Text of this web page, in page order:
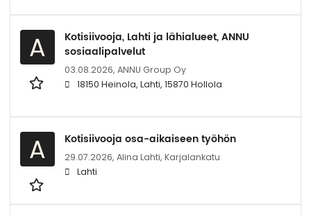
A
Kotisiivooja, Lahti ja lähialueet, ANNU
sosiaalipalvelut
03.08.2026, ANNU Group Oy
18150 Heinola, Lahti, 15870 Hollola
A Kotisiivooja osa-aikaiseen työhön
29.07.2026, Alina Lahti, Karjalankatu
Lahti